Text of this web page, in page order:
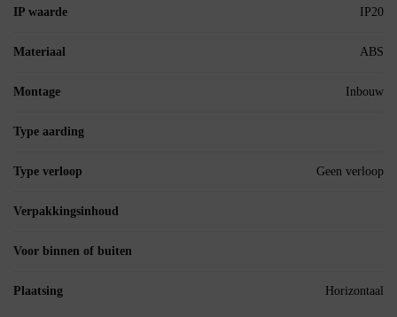
IP waarde IP20
Materiaal ABS
Montage Inbouw
Type aarding
Type verloop Geen verloop
Verpakkingsinhoud
Voor binnen of buiten
Plaatsing Horizontaal